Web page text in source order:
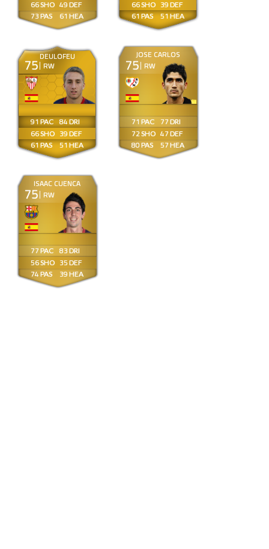
66
73
49
61
66
61
39
51
75 RW
DEULOFEU
91
66
61
84
39
51
75 RW
JOSE CARLOS
71
72
80
77
47
57
75 RW
ISAAC CUENCA
77
56
74
83
35
39